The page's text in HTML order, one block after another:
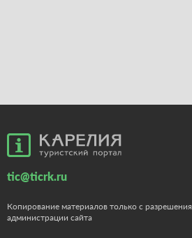
tic@ticrk.ru
Копирование материалов только с разрешения
администрации сайта